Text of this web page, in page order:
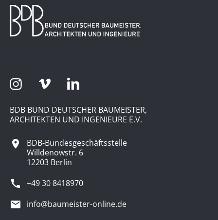
BDB BUND DEUTSCHER BAUMEISTER,
ARCHITEKTEN UND INGENIEURE E.V.
BDB-Bundesgeschäftsstelle
Willdenowstr. 6
12203 Berlin
+49 30 8418970
info@baumeister-online.de